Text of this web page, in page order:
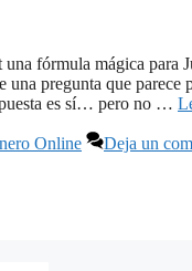
fórmula mágica para
una pregunta que
es sí… pero no …
Online Deja un